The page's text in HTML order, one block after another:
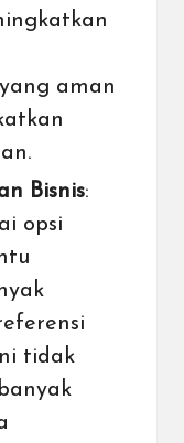
aman
Bisnis:
opsi
tidak